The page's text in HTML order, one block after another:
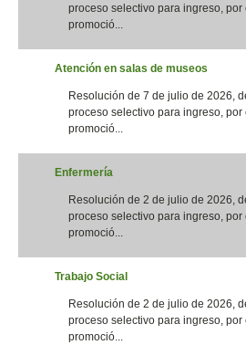
proceso selectivo para ingreso,
promoció...
Atención en salas de museos
Resolución de 7 de julio de 2026,
proceso selectivo para ingreso,
promoció...
Enfermería
Resolución de 2 de julio de 2026,
proceso selectivo para ingreso,
promoció...
Trabajo Social
Resolución de 2 de julio de 2026,
proceso selectivo para ingreso,
promoció...